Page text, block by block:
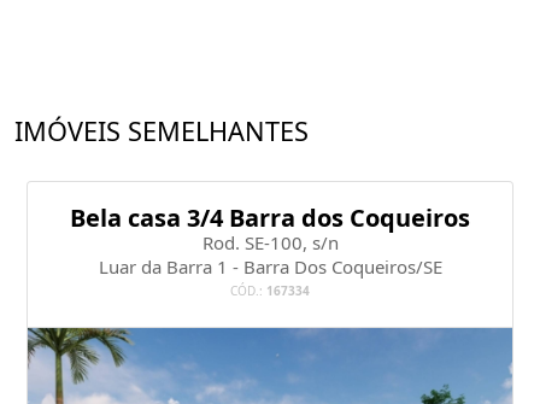
IMÓVEIS SEMELHANTES
Bela casa 3/4 Barra dos Coqueiros
Rod. SE-100, s/n
Luar da Barra 1 - Barra Dos Coqueiros/SE
CÓD.: 167334